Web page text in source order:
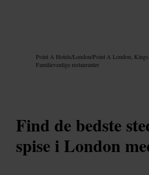
Point A Hotels/London/Point A London, Kings
Familievenlige restauranter
Find de bedste
spise i London